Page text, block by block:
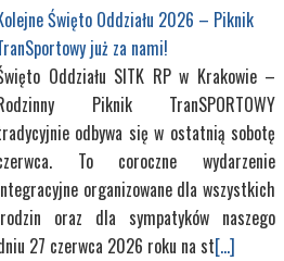
Święto Oddziału 2026 – Piknik
już za nami!
Oddziału SITK RP w Krakowie –
Piknik TranSPORTOWY
odbywa się w ostatnią sobotę
To coroczne wydarzenie
organizowane dla wszystkich
oraz dla sympatyków naszego
27 czerwca 2026 roku na st[...]